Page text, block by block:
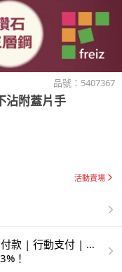
品號： 5407367
沾附蓋片手
活動賣場
款 | 行動支付 | 超
！